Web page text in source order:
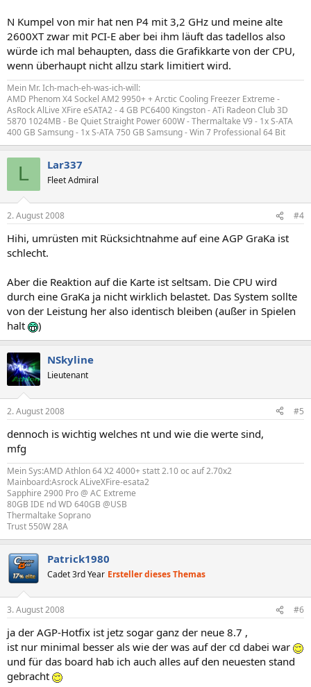
N Kumpel von mir hat nen P4 mit 3,2 GHz und meine alte
2600XT zwar mit PCI-E aber bei ihm läuft das tadellos also
würde ich mal behaupten, dass die Grafikkarte von der CPU,
wenn überhaupt nicht allzu stark limitiert wird.
Mein Mr. Ich-mach-eh-was-ich-will:
AMD Phenom X4 Sockel AM2 9950+ + Arctic Cooling Freezer Extreme -
AsRock AlLive XFire eSATA2 - 4 GB PC6400 Kingston - ATi Radeon Club 3D
5870 1024MB - Be Quiet Straight Power 600W - Thermaltake V9 - 1x S-ATA
400 GB Samsung - 1x S-ATA 750 GB Samsung - Win 7 Professional 64 Bit
L Lar337
Fleet Admiral
2. August 2008 #4
Hihi, umrüsten mit Rücksichtnahme auf eine AGP GraKa ist
schlecht.
Aber die Reaktion auf die Karte ist seltsam. Die CPU wird
durch eine GraKa ja nicht wirklich belastet. Das System sollte
von der Leistung her also identisch bleiben (außer in Spielen
halt
)
NSkyline
Lieutenant
2. August 2008 #5
dennoch is wichtig welches nt und wie die werte sind,
mfg
Mein Sys:AMD Athlon 64 X2 4000+ statt 2.10 oc auf 2.70x2
Mainboard:Asrock ALiveXFire-esata2
Sapphire 2900 Pro @ AC Extreme
80GB IDE nd WD 640GB @USB
Thermaltake Soprano
Trust 550W 28A
Patrick1980
Cadet 3rd Year Ersteller dieses Themas
3. August 2008 #6
ja der AGP-Hotfix ist jetz sogar ganz der neue 8.7 ,
ist nur minimal besser als wie der was auf der cd dabei war
und für das board hab ich auch alles auf den neuesten stand
gebracht